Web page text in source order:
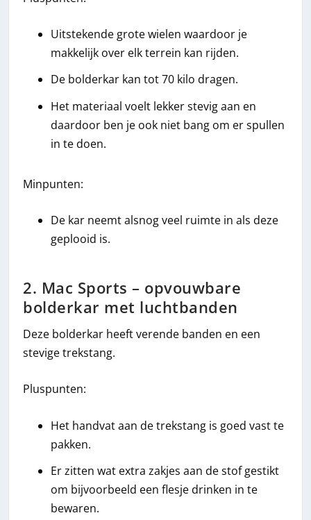
Uitstekende grote wielen waardoor je
makkelijk over elk terrein kan rijden.
De bolderkar kan tot 70 kilo dragen.
Het materiaal voelt lekker stevig aan en
daardoor ben je ook niet bang om er spullen
in te doen.
Minpunten:
De kar neemt alsnog veel ruimte in als deze
geplooid is.
2. Mac Sports – opvouwbare
bolderkar met luchtbanden
Deze bolderkar heeft verende banden en een
stevige trekstang.
Pluspunten:
Het handvat aan de trekstang is goed vast te
pakken.
Er zitten wat extra zakjes aan de stof gestikt
om bijvoorbeeld een flesje drinken in te
bewaren.